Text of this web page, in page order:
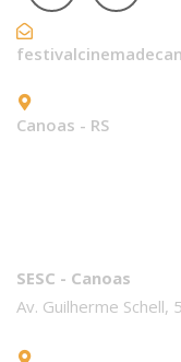
Canoas - RS
SESC - Canoas
Av. Guilherme Schell,